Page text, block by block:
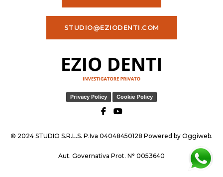
STUDIO@EZIODENTI.COM
Privacy Policy Cookie Policy
© 2024 STUDIO S.R.L.S. P.Iva 04048450128 Powered by Oggiweb.
Aut. Governativa Prot. N° 0053640